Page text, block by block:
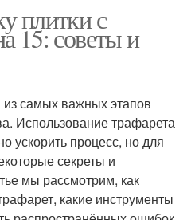
плитки с
15: советы и
из самых важных этапов
Использование трафарета
ускорить процесс, но для
секреты и
мы рассмотрим, как
какие инструменты